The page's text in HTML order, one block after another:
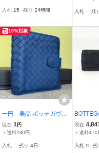
ウォレット 二つ折り
入札 15 残り 24時間
スナー
入札 - 残
10%対象
一円 美品 ボッテガヴェ
ネタ BOTTEGA VENETA
イントレチャート レザー
レット バイカラー
現在 1円
＋送料230円
入札 - 残り 4日
ッテガ
レチャ
現在
＋送料470
入札 9 残